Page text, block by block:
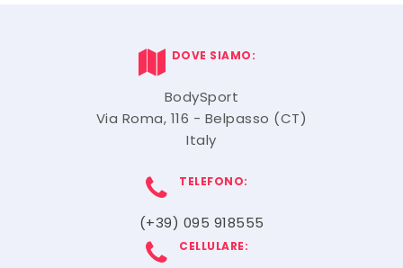
DOVE SIAMO:
BodySport
Via Roma, 116 - Belpasso (CT)
Italy
TELEFONO:
(+39) 095 918555
CELLULARE: